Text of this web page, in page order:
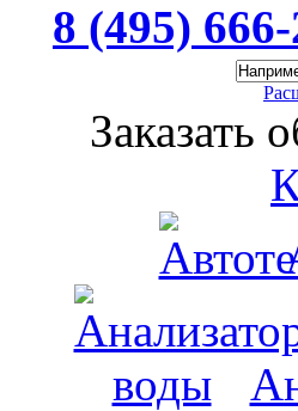
8 (495)
Заказать